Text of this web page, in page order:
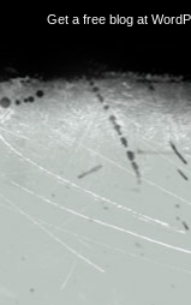
Get a free blog at